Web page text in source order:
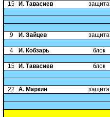
15
И. Тавасиев защита
9 И. Зайцев защита
4 И. Кобзарь блок
15 И. Тавасиев блок
22 А. Маркин защита